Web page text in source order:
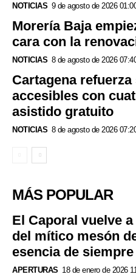
NOTICIAS 9 de agosto de 2026
Morería Baja
cara con la
NOTICIAS 8 de agosto de 2026
Cartagena
accesibles con
asistido gratuito
NOTICIAS 8 de agosto de 2026
MÁS POPULAR
El Caporal vuelve
del mítico mesón
esencia de siempre
APERTURAS 18 de enero de 2026